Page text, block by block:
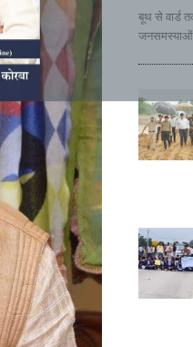
बूथ से वार्ड
जनसमस्याओं